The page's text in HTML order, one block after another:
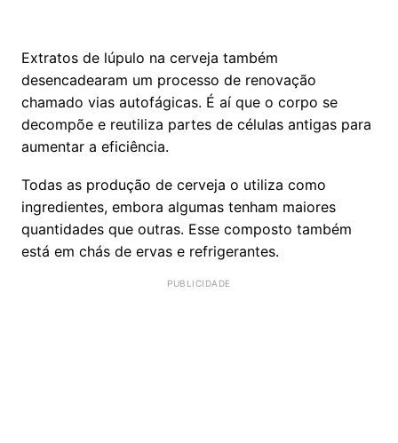
Extratos de lúpulo na cerveja também
desencadearam um processo de renovação
chamado vias autofágicas. É aí que o corpo se
decompõe e reutiliza partes de células antigas para
aumentar a eficiência.
Todas as produção de cerveja o utiliza como
ingredientes, embora algumas tenham maiores
quantidades que outras. Esse composto também
está em chás de ervas e refrigerantes.